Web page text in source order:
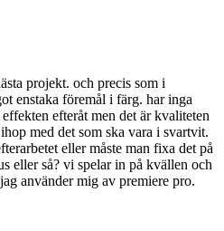
projekt. och precis som i
enstaka föremål i färg. har inga
efteråt men det är kvaliteten
med det som ska vara i svartvit.
eller måste man fixa det på
eller så? vi spelar in på kvällen och
använder mig av premiere pro.